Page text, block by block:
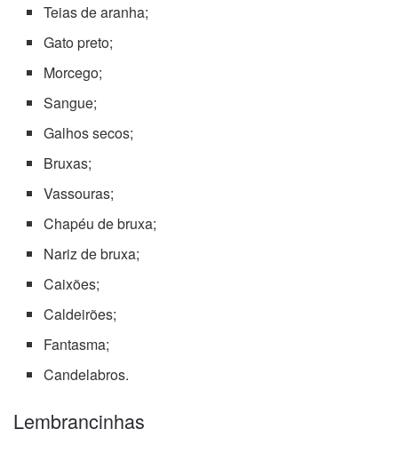
Teias de aranha;
Gato preto;
Morcego;
Sangue;
Galhos secos;
Bruxas;
Vassouras;
Chapéu de bruxa;
Nariz de bruxa;
Caixões;
Caldeirões;
Fantasma;
Candelabros.
Lembrancinhas